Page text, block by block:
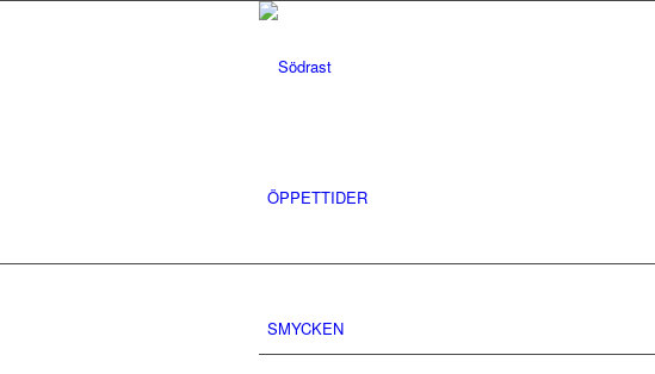
ÖPPETTIDER
SMYCKEN